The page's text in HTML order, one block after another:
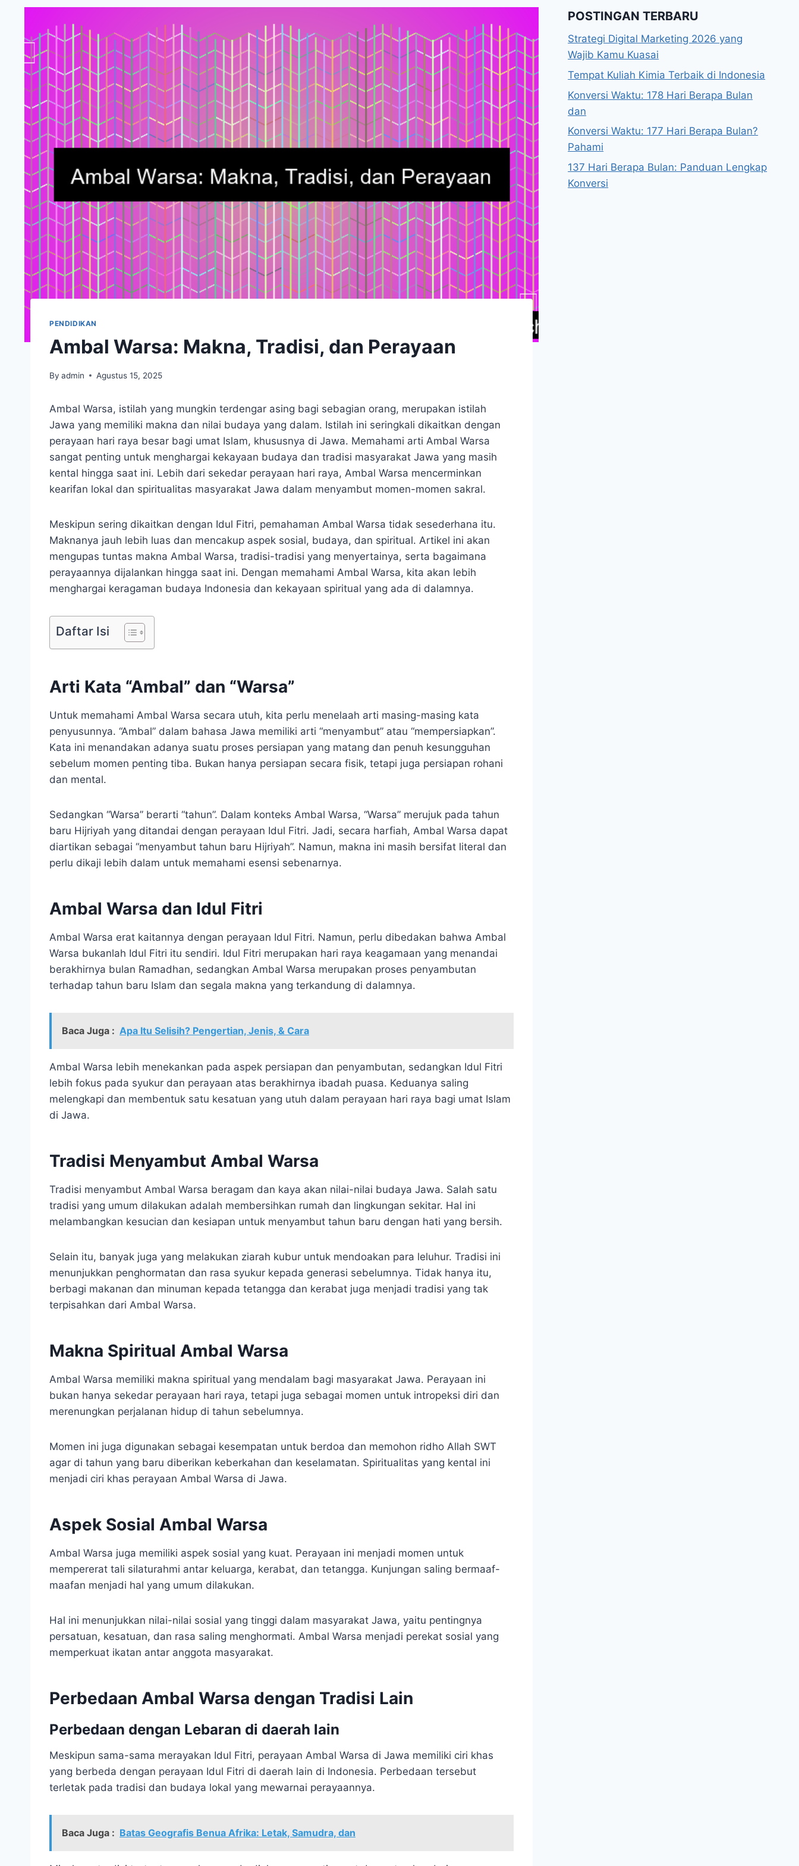
PENDIDIKAN
Ambal Warsa: Makna, Tradisi, dan Perayaan
By admin Agustus 15, 2025
Ambal Warsa, istilah yang mungkin terdengar asing bagi sebagian orang, merupakan istilah
Jawa yang memiliki makna dan nilai budaya yang dalam. Istilah ini seringkali dikaitkan dengan
perayaan hari raya besar bagi umat Islam, khususnya di Jawa. Memahami arti Ambal Warsa
sangat penting untuk menghargai kekayaan budaya dan tradisi masyarakat Jawa yang masih
kental hingga saat ini. Lebih dari sekedar perayaan hari raya, Ambal Warsa mencerminkan
kearifan lokal dan spiritualitas masyarakat Jawa dalam menyambut momen-momen sakral.
Meskipun sering dikaitkan dengan Idul Fitri, pemahaman Ambal Warsa tidak sesederhana itu.
Maknanya jauh lebih luas dan mencakup aspek sosial, budaya, dan spiritual. Artikel ini akan
mengupas tuntas makna Ambal Warsa, tradisi-tradisi yang menyertainya, serta bagaimana
perayaannya dijalankan hingga saat ini. Dengan memahami Ambal Warsa, kita akan lebih
menghargai keragaman budaya Indonesia dan kekayaan spiritual yang ada di dalamnya.
Daftar Isi
Arti Kata “Ambal” dan “Warsa”
Untuk memahami Ambal Warsa secara utuh, kita perlu menelaah arti masing-masing kata
penyusunnya. “Ambal” dalam bahasa Jawa memiliki arti “menyambut” atau “mempersiapkan”.
Kata ini menandakan adanya suatu proses persiapan yang matang dan penuh kesungguhan
sebelum momen penting tiba. Bukan hanya persiapan secara fisik, tetapi juga persiapan rohani
dan mental.
Sedangkan “Warsa” berarti “tahun”. Dalam konteks Ambal Warsa, “Warsa” merujuk pada tahun
baru Hijriyah yang ditandai dengan perayaan Idul Fitri. Jadi, secara harfiah, Ambal Warsa dapat
diartikan sebagai “menyambut tahun baru Hijriyah”. Namun, makna ini masih bersifat literal dan
perlu dikaji lebih dalam untuk memahami esensi sebenarnya.
Ambal Warsa dan Idul Fitri
Ambal Warsa erat kaitannya dengan perayaan Idul Fitri. Namun, perlu dibedakan bahwa Ambal
Warsa bukanlah Idul Fitri itu sendiri. Idul Fitri merupakan hari raya keagamaan yang menandai
berakhirnya bulan Ramadhan, sedangkan Ambal Warsa merupakan proses penyambutan
terhadap tahun baru Islam dan segala makna yang terkandung di dalamnya.
Baca Juga : Apa Itu Selisih? Pengertian, Jenis, & Cara
Ambal Warsa lebih menekankan pada aspek persiapan dan penyambutan, sedangkan Idul Fitri
lebih fokus pada syukur dan perayaan atas berakhirnya ibadah puasa. Keduanya saling
melengkapi dan membentuk satu kesatuan yang utuh dalam perayaan hari raya bagi umat Islam
di Jawa.
Tradisi Menyambut Ambal Warsa
Tradisi menyambut Ambal Warsa beragam dan kaya akan nilai-nilai budaya Jawa. Salah satu
tradisi yang umum dilakukan adalah membersihkan rumah dan lingkungan sekitar. Hal ini
melambangkan kesucian dan kesiapan untuk menyambut tahun baru dengan hati yang bersih.
Selain itu, banyak juga yang melakukan ziarah kubur untuk mendoakan para leluhur. Tradisi ini
menunjukkan penghormatan dan rasa syukur kepada generasi sebelumnya. Tidak hanya itu,
berbagi makanan dan minuman kepada tetangga dan kerabat juga menjadi tradisi yang tak
terpisahkan dari Ambal Warsa.
Makna Spiritual Ambal Warsa
Ambal Warsa memiliki makna spiritual yang mendalam bagi masyarakat Jawa. Perayaan ini
bukan hanya sekedar perayaan hari raya, tetapi juga sebagai momen untuk intropeksi diri dan
merenungkan perjalanan hidup di tahun sebelumnya.
Momen ini juga digunakan sebagai kesempatan untuk berdoa dan memohon ridho Allah SWT
agar di tahun yang baru diberikan keberkahan dan keselamatan. Spiritualitas yang kental ini
menjadi ciri khas perayaan Ambal Warsa di Jawa.
Aspek Sosial Ambal Warsa
Ambal Warsa juga memiliki aspek sosial yang kuat. Perayaan ini menjadi momen untuk
mempererat tali silaturahmi antar keluarga, kerabat, dan tetangga. Kunjungan saling bermaaf-
maafan menjadi hal yang umum dilakukan.
Hal ini menunjukkan nilai-nilai sosial yang tinggi dalam masyarakat Jawa, yaitu pentingnya
persatuan, kesatuan, dan rasa saling menghormati. Ambal Warsa menjadi perekat sosial yang
memperkuat ikatan antar anggota masyarakat.
Perbedaan Ambal Warsa dengan Tradisi Lain
Perbedaan dengan Lebaran di daerah lain
Meskipun sama-sama merayakan Idul Fitri, perayaan Ambal Warsa di Jawa memiliki ciri khas
yang berbeda dengan perayaan Idul Fitri di daerah lain di Indonesia. Perbedaan tersebut
terletak pada tradisi dan budaya lokal yang mewarnai perayaannya.
Baca Juga : Batas Geografis Benua Afrika: Letak, Samudra, dan
POSTINGAN TERBARU
Strategi Digital Marketing 2026 yang
Wajib Kamu Kuasai
Tempat Kuliah Kimia Terbaik di Indonesia
Konversi Waktu: 178 Hari Berapa Bulan
dan
Konversi Waktu: 177 Hari Berapa Bulan?
Pahami
137 Hari Berapa Bulan: Panduan Lengkap
Konversi